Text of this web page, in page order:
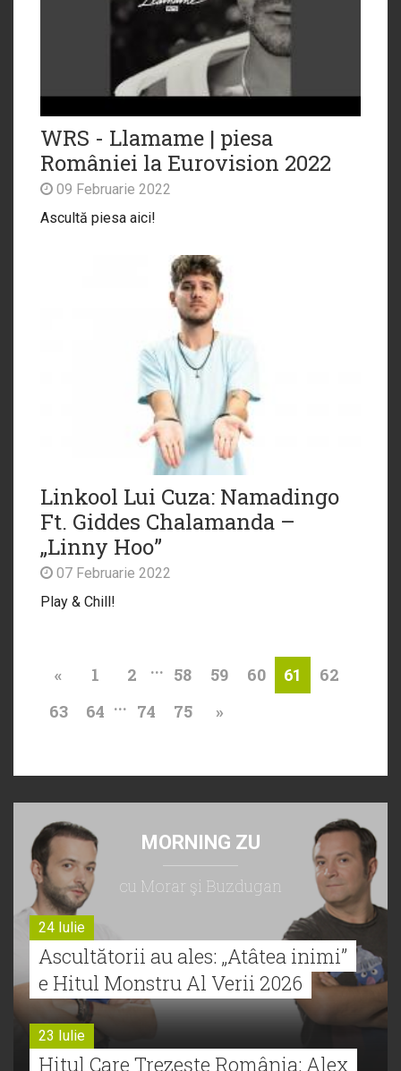
WRS - Llamame | piesa
României la Eurovision 2022
09 Februarie 2022
Ascultă piesa aici!
Linkool Lui Cuza: Namadingo
Ft. Giddes Chalamanda –
„Linny Hoo”
07 Februarie 2022
Play & Chill!
« 1 2 ... 58 59 60 61
62
63
64 ... 74 75 »
MORNING ZU
cu Morar şi Buzdugan
24 Iulie
Ascultătorii au ales: „Atâtea inimi”
e Hitul Monstru Al Verii 2026
23 Iulie
Hitul Care Trezește România: Alex